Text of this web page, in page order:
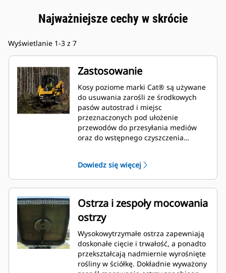
Najważniejsze cechy w skrócie
Wyświetlanie 1-3 z 7
Zastosowanie
Kosy poziome marki Cat® są używane
do usuwania zarośli ze środkowych
pasów autostrad i miejsc
przeznaczonych pod ułożenie
przewodów do przesyłania mediów
oraz do wstępnego czyszczenia
rekreacyjne.
Dowiedz się więcej
Ostrza i zespoły mocowania
ostrzy
Wysokowytrzymałe ostrza zapewniają
doskonałe cięcie i trwałość, a ponadto
przekształcają nadmiernie wyrośnięte
rośliny w ściółkę. Dokładnie wyważony